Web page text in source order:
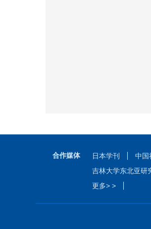
合作媒体 日本学刊 中国
吉林大学东北亚研
更多> >